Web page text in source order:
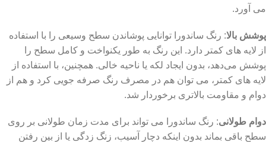
می ‌آورد.
پوشش بالا: رنگ ساندورا توانایی پوشاندن سطح وسیعی را با استفاده
از لایه‌ های کمتر دارد. این رنگ به ‌طور یکنواخت و کامل سطح را
پوشش می‌دهد، بدون ایجاد لکه یا ناحیه خالی. همچنین، با استفاده از
لایه‌ های کمتر، می‌ توان هم در مصرف رنگ صرفه‌ جویی کرد و هم از
دوام و مقاومت بالاتری برخوردار شد.
دوام طولانی: رنگ ساندورا می ‌تواند برای مدت زمان طولانی بر روی
سطح باقی بماند بدون اینکه دچار آسیب، زنگ ‌زدگی یا از بین رفتن